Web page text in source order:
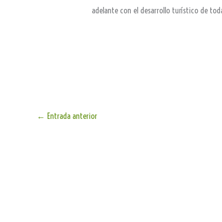
adelante con el desarrollo turístico de
← Entrada anterior